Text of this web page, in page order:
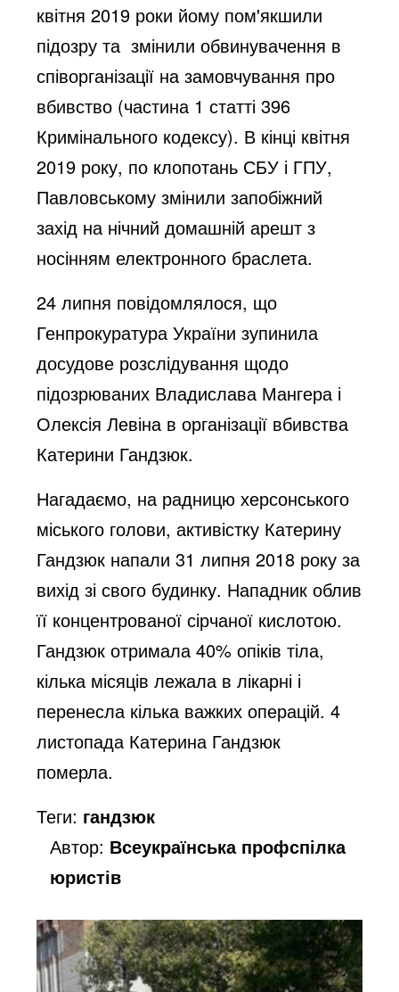
квітня 2019 роки йому пом'якшили
підозру та змінили обвинувачення в
співорганізації на замовчування про
вбивство (частина 1 статті 396
Кримінального кодексу). В кінці квітня
2019 року, по клопотань СБУ і ГПУ,
Павловському змінили запобіжний
захід на нічний домашній арешт з
носінням електронного браслета.
24 липня повідомлялося, що
Генпрокуратура України зупинила
досудове розслідування щодо
підозрюваних Владислава Мангера і
Олексія Левіна в організації вбивства
Катерини Гандзюк.
Нагадаємо, на радницю херсонського
міського голови, активістку Катерину
Гандзюк напали 31 липня 2018 року за
вихід зі свого будинку. Нападник облив
її концентрованої сірчаної кислотою.
Гандзюк отримала 40% опіків тіла,
кілька місяців лежала в лікарні і
перенесла кілька важких операцій. 4
листопада Катерина Гандзюк
померла.
Теги: гандзюк
Автор: Всеукраїнська профспілка
юристів